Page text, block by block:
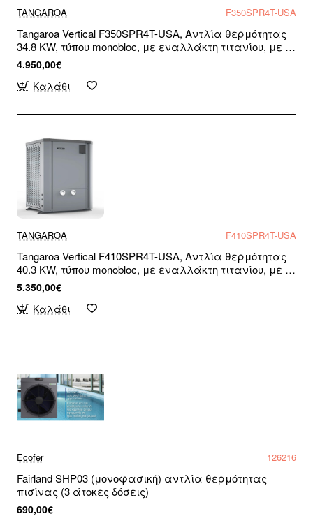
TANGAROA F350SPR4T-USA
Tangaroa Vertical F350SPR4T-USA, Αντλία θερμότητας
34.8 KW, τύπου monobloc, με εναλλάκτη τιτανίου, με R-
32, για πισίνες και σπα, WiFi Ready, Τριφασική
4.950,00€
Καλάθι
TANGAROA F410SPR4T-USA
Tangaroa Vertical F410SPR4T-USA, Αντλία θερμότητας
40.3 KW, τύπου monobloc, με εναλλάκτη τιτανίου, με R-
32, για πισίνες και σπα, WiFi Ready, Τριφασική
5.350,00€
Καλάθι
Ecofer 126216
Fairland SHP03 (μονοφασική) αντλία θερμότητας
πισίνας (3 άτοκες δόσεις)
690,00€